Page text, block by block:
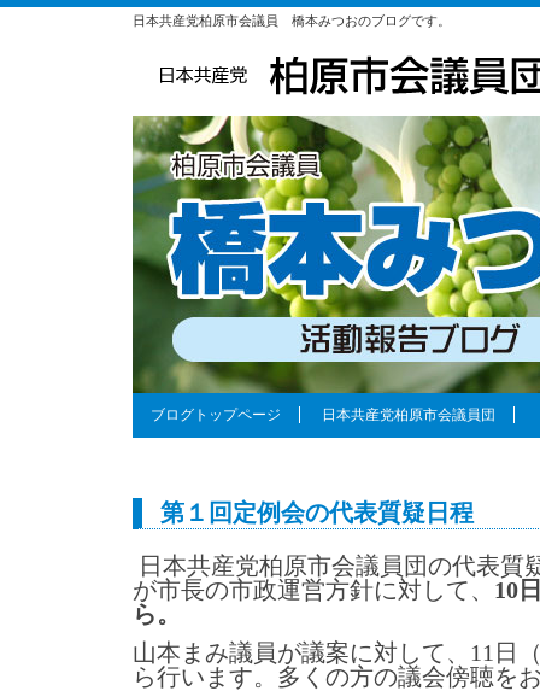
日本共産党柏原市会議員 橋本みつおのブログです。
ブログトップページ 日本共産党柏原市会議員団
第１回定例会の代表質疑日程
日本共産党柏原市会議員団の代表質
が市長の市政運営方針に対して、 10
ら。
山本まみ議員が議案に対して、11日
ら行います。多くの方の議会傍聴を